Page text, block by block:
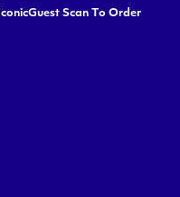
IconicGuest Scan To Order